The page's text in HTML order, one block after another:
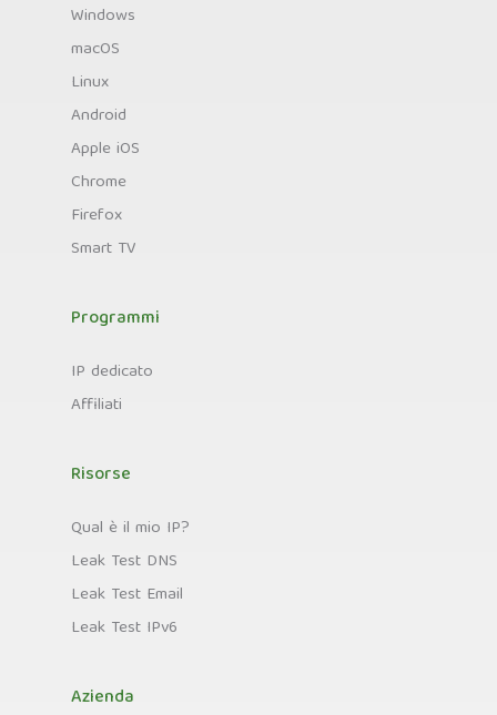
Windows
macOS
Linux
Android
Apple iOS
Chrome
Firefox
Smart TV
Programmi
IP dedicato
Affiliati
Risorse
Qual è il mio IP?
Leak Test DNS
Leak Test Email
Leak Test IPv6
Azienda